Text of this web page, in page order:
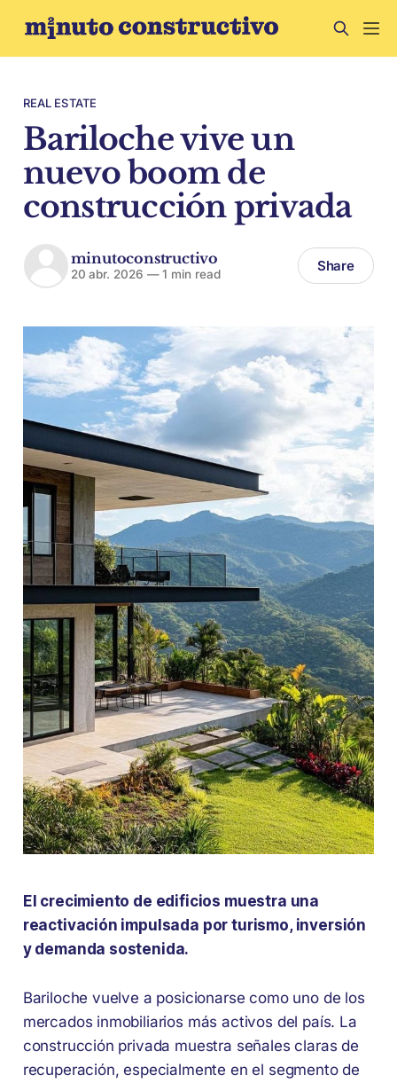
REAL ESTATE
Bariloche vive un
nuevo boom de
construcción privada
minutoconstructivo
20 abr. 2026 —1 min read Share
El crecimiento de edificios muestra una
reactivación impulsada por turismo, inversión
y demanda sostenida.
Bariloche vuelve a posicionarse como uno de los
mercados inmobiliarios más activos del país. La
construcción privada muestra señales claras de
recuperación, especialmente en el segmento de